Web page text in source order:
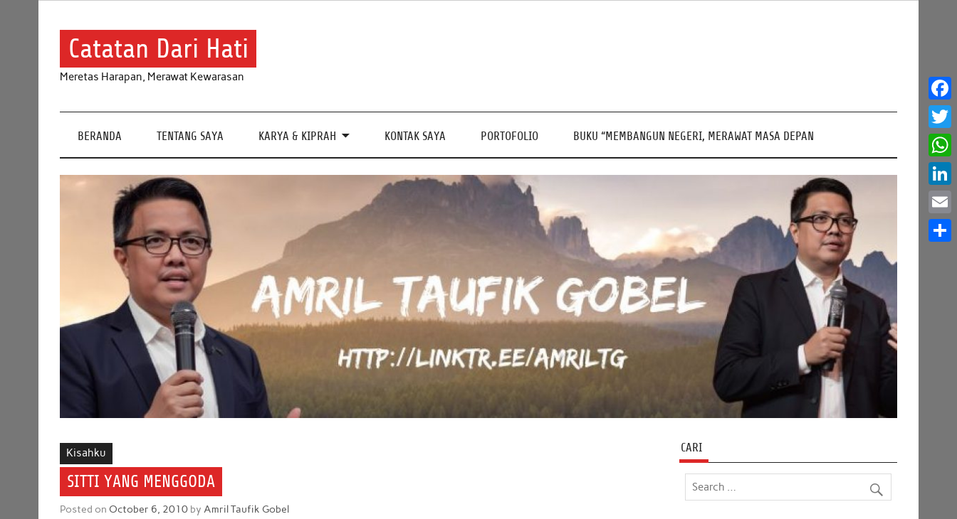
Catatan Dari Hati
Meretas Harapan, Merawat Kewarasan
BERANDA TENTANG SAYA KARYA & KIPRAH KONTAK SAYA PORTOFOLIO BUKU “MEMBANGUN NEGERI, MERAWAT MASA DEPAN
Kisahku
SITTI YANG MENGGODA
Posted on October 6, 2010 byAmril Taufik Gobel
CARI
Email